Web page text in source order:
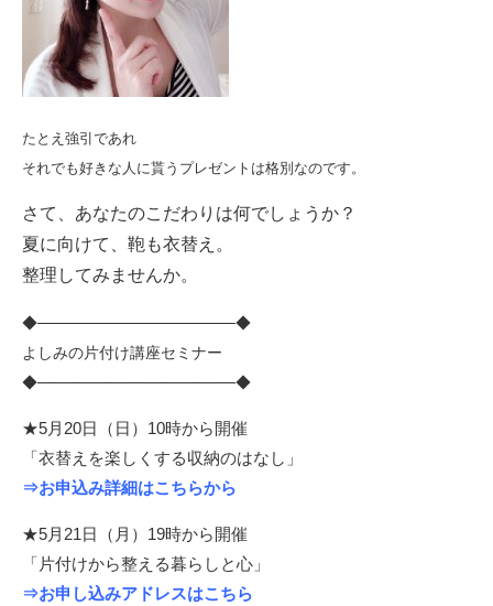
たとえ強引であれ
それでも好きな人に貰うプレゼントは格別なのです。
さて、あなたのこだわりは何でしょうか？
夏に向けて、鞄も衣替え。
整理してみませんか。
◆──────────────────◆
よしみの片付け講座セミナー
◆──────────────────◆
★5月20日（日）10時から開催
「衣替えを楽しくする収納のはなし」
⇒お申込み詳細はこちらから
★5月21日（月）19時から開催
「片付けから整える暮らしと心」
⇒お申し込みアドレスはこちら